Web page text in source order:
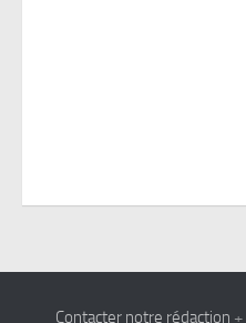
Contacter notre rédaction +